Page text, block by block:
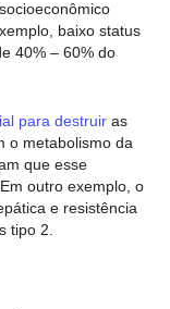
baixo status
40% – 60% do
para destruir as
o metabolismo da
que esse
outro exemplo, o
e resistência
tipo 2.